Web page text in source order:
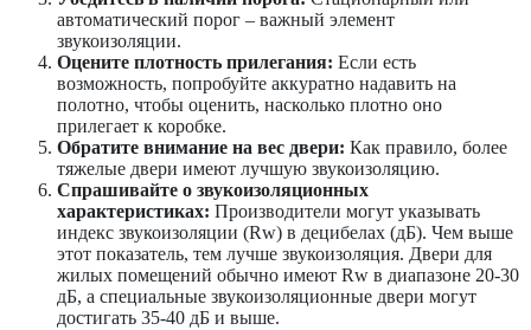
автоматический порог – важный элемент
звукоизоляции.
Оцените плотность прилегания: Если есть
возможность, попробуйте аккуратно надавить на
полотно, чтобы оценить, насколько плотно оно
прилегает к коробке.
Обратите внимание на вес двери: Как правило, более
тяжелые двери имеют лучшую звукоизоляцию.
Спрашивайте о звукоизоляционных
характеристиках: Производители могут указывать
индекс звукоизоляции (Rw) в децибелах (дБ). Чем выше
этот показатель, тем лучше звукоизоляция. Двери для
жилых помещений обычно имеют Rw в диапазоне 20-30
дБ, а специальные звукоизоляционные двери могут
достигать 35-40 дБ и выше.